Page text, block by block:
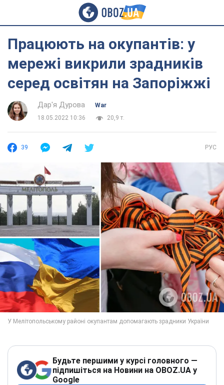
Працюють на окупантів: у
мережі викрили зрадників
серед освітян на Запоріжжі
Дар'я Дурова
War
18.05.2022 10:36
20,9 т.
39 РУС
Будьте першими у курсі головного —
підпишіться на Новини на OBOZ.UA у
Google